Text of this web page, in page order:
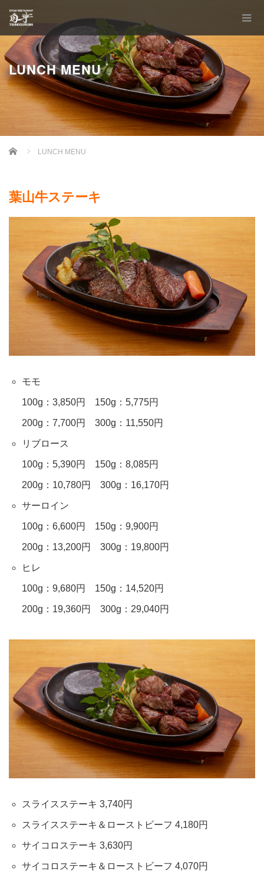
LUNCH MENU
Home LUNCH MENU
葉山牛ステーキ
モモ
100g：3,850円 150g：5,775円
200g：7,700円 300g：11,550円
リブロース
100g：5,390円 150g：8,085円
200g：10,780円 300g：16,170円
サーロイン
100g：6,600円 150g：9,900円
200g：13,200円 300g：19,800円
ヒレ
100g：9,680円 150g：14,520円
200g：19,360円 300g：29,040円
スライスステーキ 3,740円
スライスステーキ＆ローストビーフ 4,180円
サイコロステーキ 3,630円
サイコロステーキ＆ローストビーフ 4,070円